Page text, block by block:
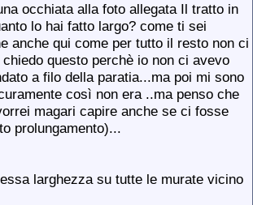
occhiata alla foto allegata Il tratto in
lo hai fatto largo? come ti sei
anche qui come per tutto il resto non ci
questo perchè io non ci avevo
a filo della paratia...ma poi mi sono
così non era ..ma penso che
magari capire anche se ci fosse
prolungamento)...
larghezza su tutte le murate vicino